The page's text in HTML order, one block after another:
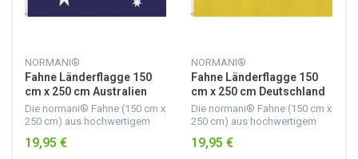
NORMANI®
Fahne Länderflagge 150
cm x 250 cm Australien
Die normani® Fahne (150 cm x
250 cm) aus hochwertigem
eignet sich bestens für den
19,95 €
NORMANI®
Fahne Länderflagge 150
cm x 250 cm Deutschland
Die normani® Fahne (150 cm x
250 cm) aus hochwertigem
eignet sich bestens für den
19,95 €